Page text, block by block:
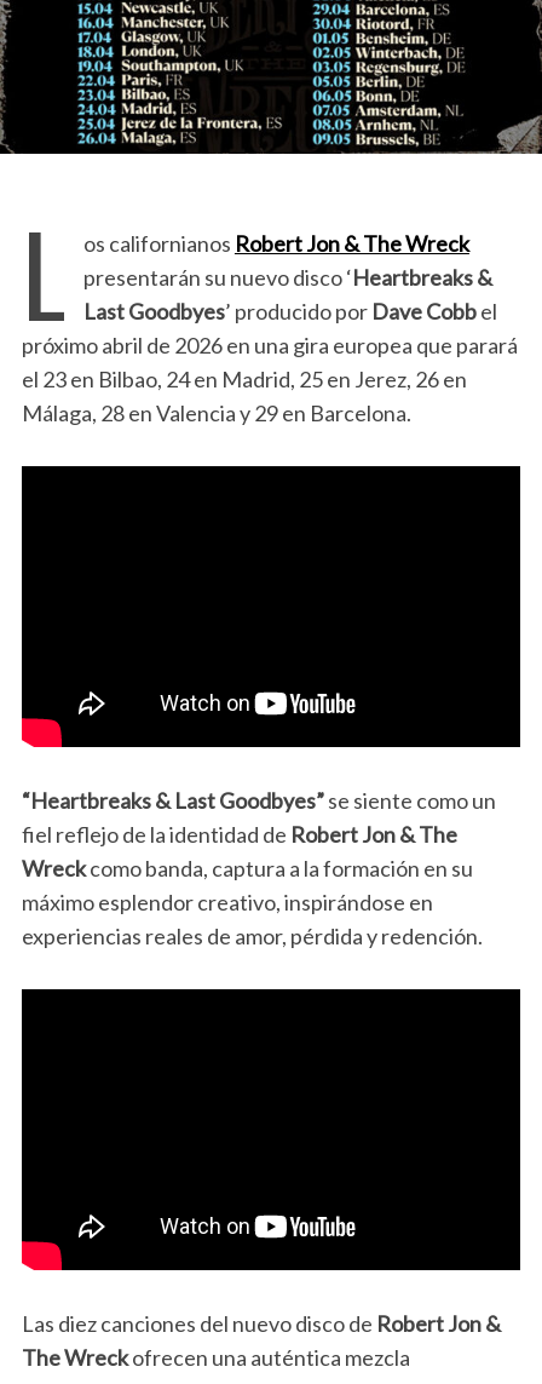
L os californianos Robert Jon & The Wreck
presentarán su nuevo disco ‘Heartbreaks &
Last Goodbyes’ producido por Dave Cobbel
próximo abril de 2026 en una gira europea que parará
el 23 en Bilbao, 24 en Madrid, 25 en Jerez, 26 en
Málaga, 28 en Valencia y 29 en Barcelona.
“Heartbreaks & Last Goodbyes”se siente como un
fiel reflejo de la identidad de Robert Jon & The
Wreckcomo banda, captura a la formación en su
máximo esplendor creativo, inspirándose en
experiencias reales de amor, pérdida y redención.
Las diez canciones del nuevo disco de Robert Jon &
The Wreckofrecen una auténtica mezcla